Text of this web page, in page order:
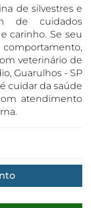
de silvestres e
de cuidados
carinho. Se seu
veterinário de
Guarulhos - SP
cuidar da saúde
atendimento